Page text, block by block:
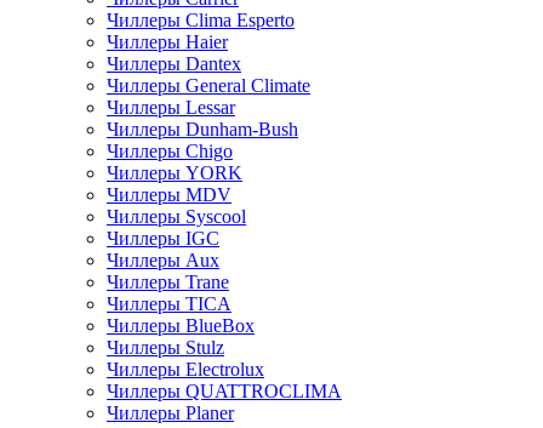
Чиллеры Clima Esperto
Чиллеры Haier
Чиллеры Dantex
Чиллеры General Climate
Чиллеры Lessar
Чиллеры Dunham-Bush
Чиллеры Chigo
Чиллеры YORK
Чиллеры MDV
Чиллеры Syscool
Чиллеры IGC
Чиллеры Aux
Чиллеры Trane
Чиллеры TICA
Чиллеры BlueBox
Чиллеры Stulz
Чиллеры Electrolux
Чиллеры QUATTROCLIMA
Чиллеры Planer